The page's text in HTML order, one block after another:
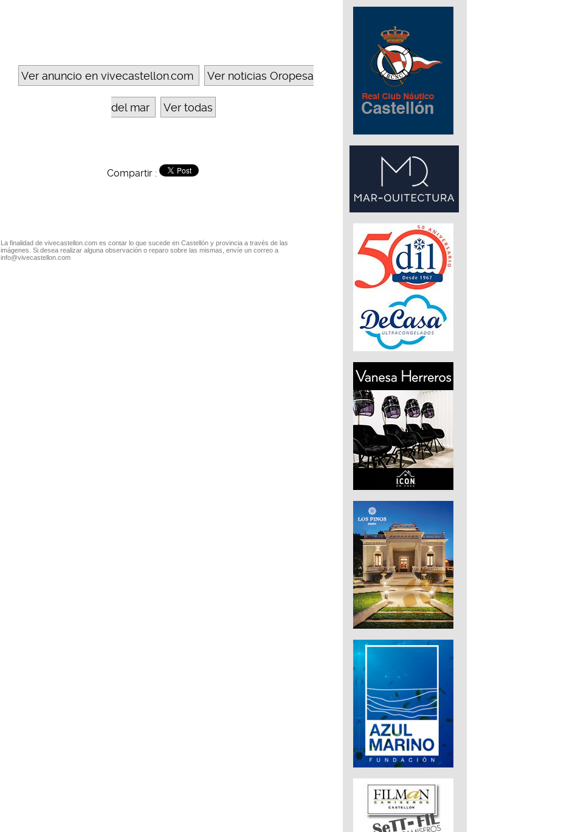
Ver anuncio en vivecastellon.com Ver noticias Oropesa
del mar Ver todas
Compartir :
La finalidad de vivecastellon.com es contar lo que sucede en Castellón y provincia a través de las
imágenes. Si desea realizar alguna observación o reparo sobre las mismas, envíe un correo a
info@vivecastellon.com